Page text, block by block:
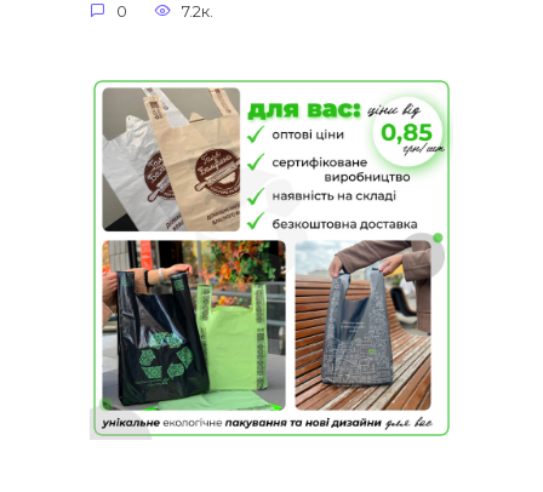
0 7.2к.